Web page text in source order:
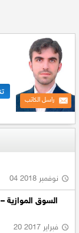
راسل الكاتب
04 نوفمبر 2018
السوق
20 فبراير 2017